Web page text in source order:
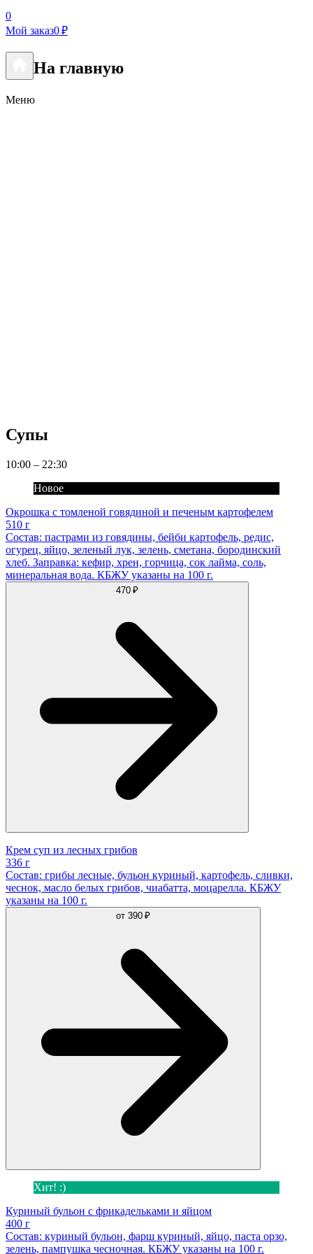
0
Мой заказ0 ₽
На главную
Меню
Супы
10:00 – 22:30
Новое
Окрошка с томленой говядиной и печеным картофелем
510 г
Состав: пастрами из говядины, бейби картофель, редис,
огурец, яйцо, зеленый лук, зелень, сметана, бородинский
хлеб. Заправка: кефир, хрен, горчица, сок лайма, соль,
минеральная вода. КБЖУ указаны на 100 г.
470 ₽
Крем суп из лесных грибов
336 г
Состав: грибы лесные, бульон куриный, картофель, сливки,
чеснок, масло белых грибов, чиабатта, моцарелла. КБЖУ
указаны на 100 г.
от 390 ₽
Хит! :)
Куриный бульон с фрикадельками и яйцом
400 г
Состав: куриный бульон, фарш куриный, яйцо, паста орзо,
зелень, пампушка чесночная. КБЖУ указаны на 100 г.